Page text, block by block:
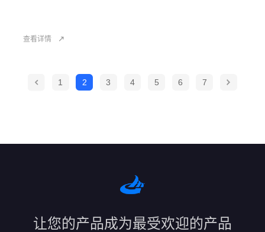
查看详情
1 2 3 4 5 6 7
让您的产品成为最受欢迎的产品